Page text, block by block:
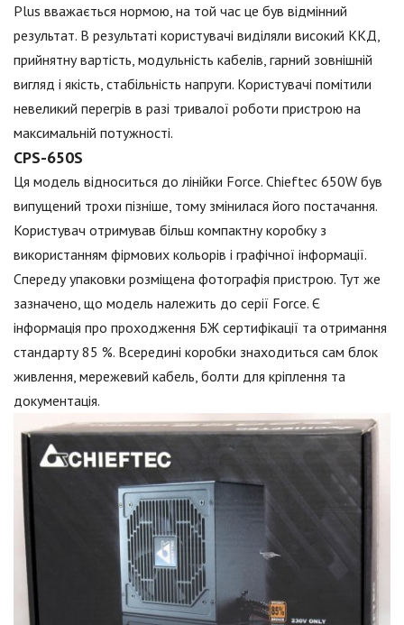
Plus вважається нормою, на той час це був відмінний
результат. В результаті користувачі виділяли високий ККД,
прийнятну вартість, модульність кабелів, гарний зовнішній
вигляд і якість, стабільність напруги. Користувачі помітили
невеликий перегрів в разі тривалої роботи пристрою на
максимальній потужності.
CPS-650S
Ця модель відноситься до лінійки Force. Chieftec 650W був
випущений трохи пізніше, тому змінилася його постачання.
Користувач отримував більш компактну коробку з
використанням фірмових кольорів і графічної інформації.
Спереду упаковки розміщена фотографія пристрою. Тут же
зазначено, що модель належить до серії Force. Є
інформація про проходження БЖ сертифікації та отримання
стандарту 85 %. Всередині коробки знаходиться сам блок
живлення, мережевий кабель, болти для кріплення та
документація.